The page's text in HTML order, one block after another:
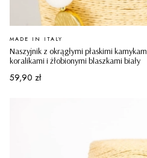
Naszyjnik z okrągłymi płaskimi
koralikami i żłobionymi blaszkami biały
PRODUCENT
MADE IN ITALY
Cena
59,90 zł